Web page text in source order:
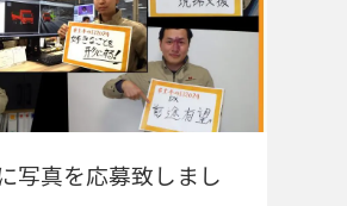
写真を応募致しまし